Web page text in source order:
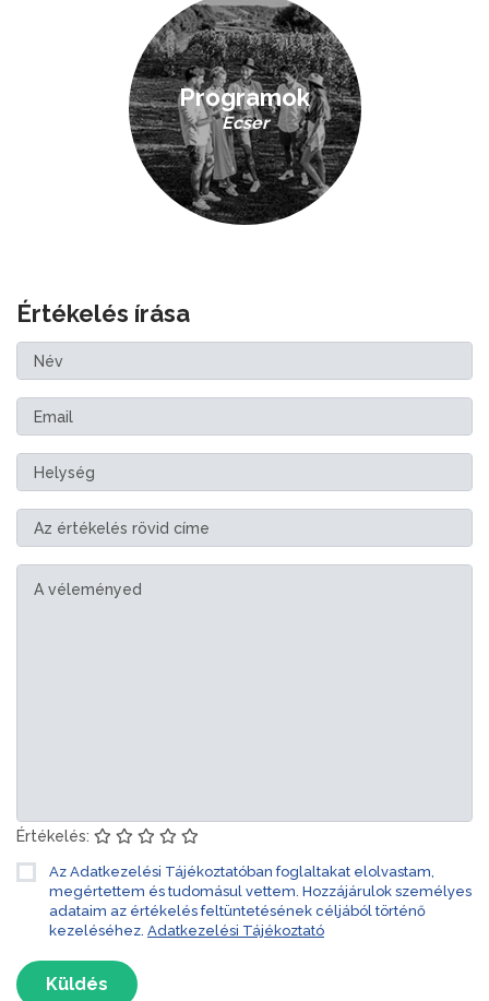
Programok
Ecser
Értékelés írása
Értékelés:
Az Adatkezelési Tájékoztatóban foglaltakat elolvastam,
megértettem és tudomásul vettem. Hozzájárulok személyes
adataim az értékelés feltüntetésének céljából történő
kezeléséhez. Adatkezelési Tájékoztató
Küldés